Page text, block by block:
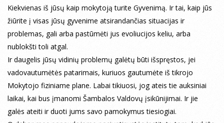
Kiekvienas iš jūsų kaip mokytoją turite Gyvenimą. Ir tai, kaip jūs
žiūrite į visas jūsų gyvenime atsirandančias situacijas ir
problemas, gali arba pastūmėti jus evoliucijos keliu, arba
nublokšti toli atgal.
Ir daugelis jūsų vidinių problemų galėtų būti išspręstos, jei
vadovautumėtės patarimais, kuriuos gautumėte iš tikrojo
Mokytojo fiziniame plane. Labai tikiuosi, jog ateis tie auksiniai
laikai, kai bus įmanomi Šambalos Valdovų įsikūnijimai. Ir jie
galės ateiti ir duoti jums savo pamokymus tiesiogiai.